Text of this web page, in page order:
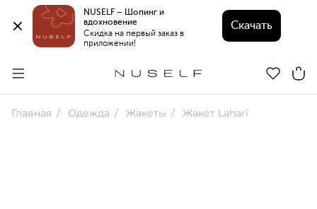
NUSELF – Шопинг и
вдохновение
Скидка на первый заказ в
приложении!
Скачать
Главная Одежда Жакеты Жакет Lahari